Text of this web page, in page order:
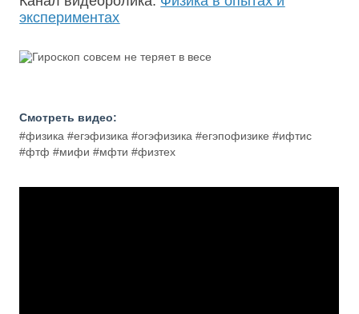
экспериментах
Смотреть видео:
#физика #егэфизика #огэфизика #егэпофизике #ифтис
#фтф #мифи #мфти #физтех